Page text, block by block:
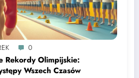
0
Rekordy Olimpijskie:
Wszech Czasów